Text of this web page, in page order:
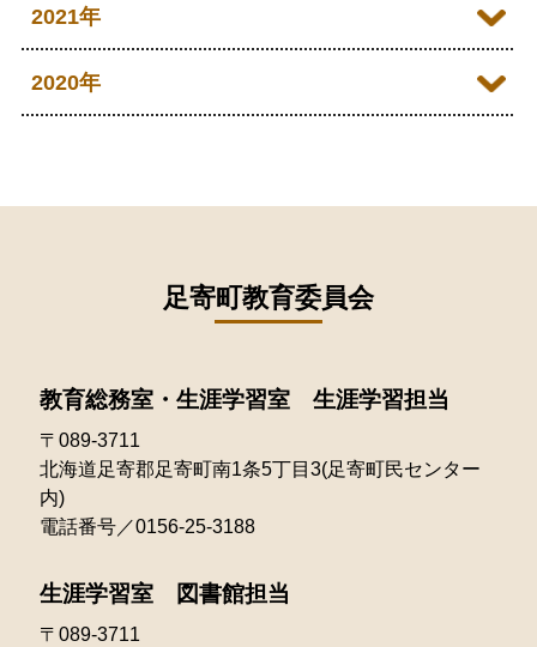
2026年02月
2026年01月
2025年08月
2025年07月
2025年03月
2025年01月
2024年08月
2024年06月
2024年04月
2024年01月
2023年10月
2023年03月
2023年02月
2023年01月
2022年12月
2022年10月
2022年07月
2022年05月
2022年04月
2022年01月
2021年
2021年12月
2021年08月
2021年06月
2021年05月
2020年
2020年06月
2020年04月
足寄町教育委員会
教育総務室・生涯学習室 生涯学習担当
〒089-3711
北海道足寄郡足寄町南1条5丁目3(足寄町民センター
内)
電話番号／0156-25-3188
生涯学習室 図書館担当
〒089-3711